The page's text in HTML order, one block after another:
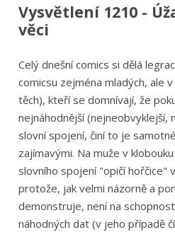
Vysvětlení 1210 -
věci
Celý dnešní comics si dělá
comicsu zejména mladých, ale
těch), kteří se domnívají, že
nejnáhodnější (nejneobvyklejší,
slovní spojení, činí to je
zajímavými. Na muže v
slovního spojení "opičí hořčice"
protože, jak velmi názorně a
demonstruje, není na
náhodných dat (v jeho případě